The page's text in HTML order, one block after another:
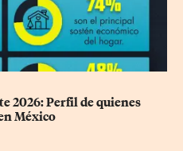
2026: Perfil de quienes
México